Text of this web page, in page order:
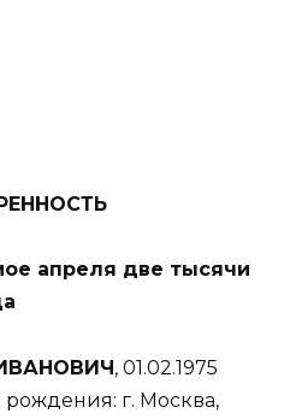
апреля две тысячи
, 01.02.1975
г. Москва,